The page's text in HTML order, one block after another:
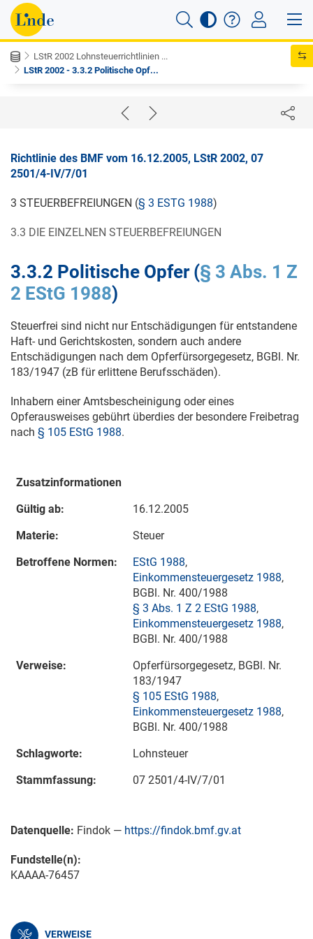
LStR 2002 Lohnsteuerrichtlinien ...
LStR 2002 - 3.3.2 Politische Opf...
Richtlinie des BMF vom 16.12.2005, LStR 2002, 07
2501/4-IV/7/01
3 STEUERBEFREIUNGEN (§ 3 ESTG 1988)
3.3 DIE EINZELNEN STEUERBEFREIUNGEN
3.3.2 Politische Opfer (§ 3 Abs. 1 Z
2 EStG 1988)
Steuerfrei sind nicht nur Entschädigungen für entstandene
Haft- und Gerichtskosten, sondern auch andere
Entschädigungen nach dem Opferfürsorgegesetz, BGBl. Nr.
183/1947 (zB für erlittene Berufsschäden).
Inhabern einer Amtsbescheinigung oder eines
Opferausweises gebührt überdies der besondere Freibetrag
nach § 105 EStG 1988.
Zusatzinformationen
Gültig ab:
16.12.2005
Materie:
Steuer
Betroffene Normen:
EStG 1988,
Einkommensteuergesetz 1988,
BGBl. Nr. 400/1988
§ 3 Abs. 1 Z 2 EStG 1988,
Einkommensteuergesetz 1988,
BGBl. Nr. 400/1988
Verweise:
Opferfürsorgegesetz, BGBl. Nr.
183/1947
§ 105 EStG 1988,
Einkommensteuergesetz 1988,
BGBl. Nr. 400/1988
Schlagworte:
Lohnsteuer
Stammfassung:
07 2501/4-IV/7/01
Datenquelle: Findok — https://findok.bmf.gv.at
Fundstelle(n):
KAAAA-76457
VERWEISE